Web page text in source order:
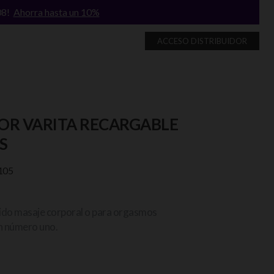
Ahorra hasta un 10%
ACCESO DISTRIBUIDOR
VARITA RECARGABLE